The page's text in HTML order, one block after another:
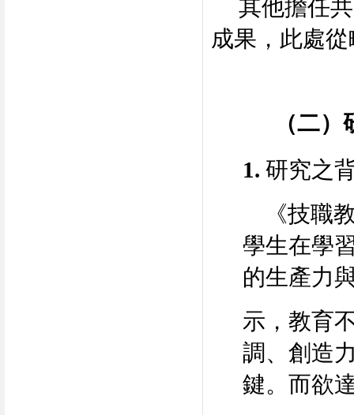
其他擔任共
成果，此處
（二
1. 研究之
《技職
學生在學
的生產力
示，教育
調、創造
鍵。而欲